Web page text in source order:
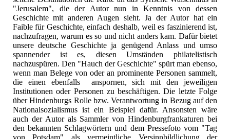
"Jerusalem", die der Autor nun in Kenntnis von dessen
Geschichte mit anderen Augen sieht. Ja der Autor hat ein
Faible für Geschichte, einfach deshalb, weil es faszinierend ist,
nachzufragen, warum es so und nicht anders kam. Dafür bietet
unsere deutsche Geschichte ja genügend Anlass und umso
spannender ist es, diesen Umständen philatelistisch
nachzuspüren. Den "Hauch der Geschichte" spürt man ebenso,
wenn man Belege von oder an prominente Personen sammelt,
die einen ebenfalls anspornen, sich mit den jeweiligen
Institutionen oder Personen zu beschäftigen. Die letzte Folge
über Hindenburgs Rolle bzw. Verantwortung in Bezug auf den
Nationalsozialismus ist ein Beispiel dafür. Ansonsten wäre
auch der Autor als Sammler von Hindenburgfrankaturen bei
den bekannten Schlagwörtern und dem Pressefoto vom "Tag